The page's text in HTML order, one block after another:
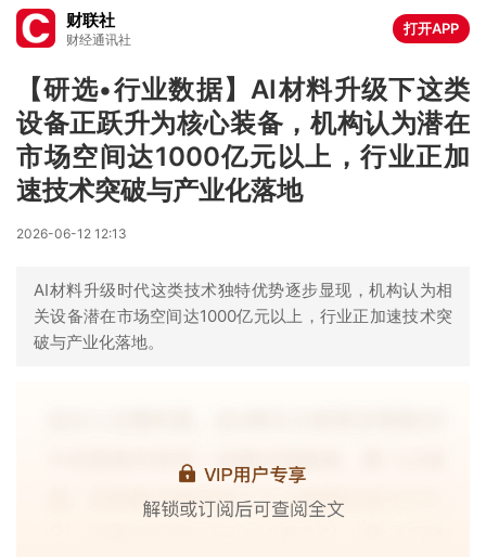
财联社
财经通讯社
打开APP
【研选•行业数据】AI材料升级下这类
设备正跃升为核心装备，机构认为潜在
市场空间达1000亿元以上，行业正加
速技术突破与产业化落地
2026-06-12 12:13
AI材料升级时代这类技术独特优势逐步显现，机构认为相
关设备潜在市场空间达1000亿元以上，行业正加速技术突
破与产业化落地。